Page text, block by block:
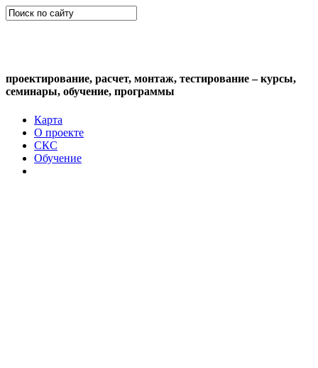
проектирование, расчет, монтаж, тестирование – курсы,
семинары, обучение, программы
Карта
О проекте
СКС
Обучение